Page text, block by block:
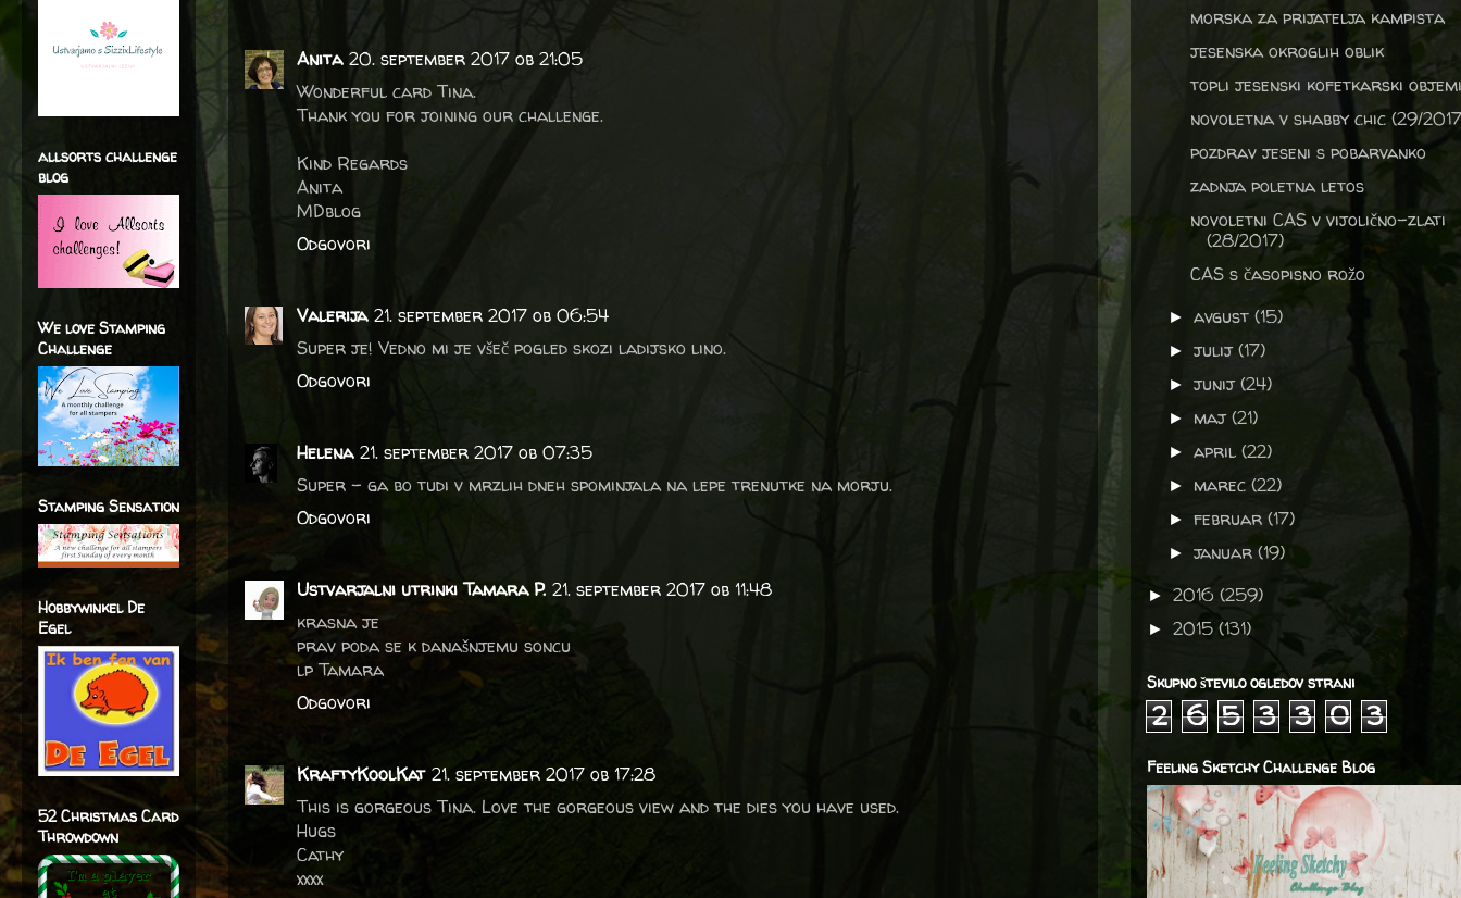
Anita 20. september 2017 ob 21:05
Wonderful card Tina.
Thank you for joining our challenge.
Kind Regards
Anita
MDblog
Odgovori
Valerija 21. september 2017 ob 06:54
Super je! Vedno mi je všeč pogled skozi ladijsko lino.
Odgovori
Helena 21. september 2017 ob 07:35
Super - ga bo tudi v mrzlih dneh spominjala na lepe trenutke na morju.
Odgovori
Ustvarjalni utrinki Tamara P. 21. september 2017 ob 11:48
krasna je
prav poda se k današnjemu soncu
lp Tamara
Odgovori
KraftyKoolKat 21. september 2017 ob 17:28
This is gorgeous Tina. Love the gorgeous view and the dies you have used.
Hugs
Cathy
xxxx
allsorts challenge
blog
We love Stamping
Challenge
Stamping Sensation
Hobbywinkel De
Egel
52 Christmas Card
Throwdown
morska za prijatelja kampista
jesenska okroglih oblik
topli jesenski kofetkarski objemi
novoletna v shabby chic (29/
pozdrav jeseni s pobarvanko
zadnja poletna letos
novoletni CAS v vijolično-zlati
(28/2017)
CAS s časopisno rožo
►avgust(15)
►julij(17)
►junij(24)
► maj(21)
►april(22)
► marec(22)
►februar(17)
►januar(19)
► 2016 (259)
► 2015 (131)
Skupno število ogledov strani
2 6 5 3 3 0 3
Feeling Sketchy Challenge Blog